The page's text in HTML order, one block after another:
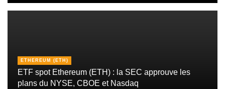
ETHEREUM (ETH)
ETF spot Ethereum (ETH) : la SEC approuve les
plans du NYSE, CBOE et Nasdaq